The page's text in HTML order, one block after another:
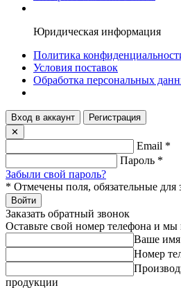
Юридическая информация
Политика
Условия поставок
Обработка персональных
Вход в аккаунт
Регистрация
✕
Email *
Пароль *
Забыли свой пароль?
* Отмечены поля, обязательные для
Войти
Заказать обратный звонок
Оставьте свой номер телефона и
Ваше имя
Номер
продукции